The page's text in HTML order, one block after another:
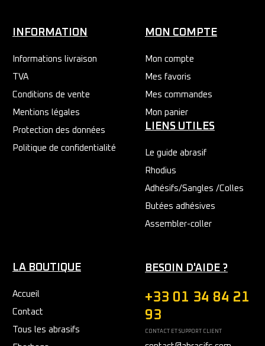
INFORMATION
Informations livraison
TVA
Conditions de vente
Mentions légales
Protection des données
Politique de confidentialité
MON COMPTE
Mon compte
Mes favoris
Mes commandes
Mon panier
LIENS UTILES
Le guide abrasif
Rhodius
Adhésifs/Sangles /Colles
Butées adhésives
Assembler-coller
LA BOUTIQUE
Accueil
Contact
Tous les abrasifs
BESOIN D'AIDE ?
+33 01 34 84 21
93
CONTACT ET SUPPORT CLIENT